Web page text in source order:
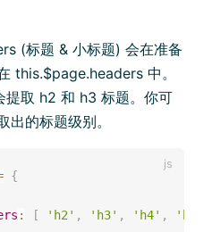
(标题 & 小标题) 会在准备
this.$page.headers 中。
提取 h2 和 h3 标题。你可
出的标题级别。
{
: [ 'h2' , 'h3' , 'h4' , 'h5'